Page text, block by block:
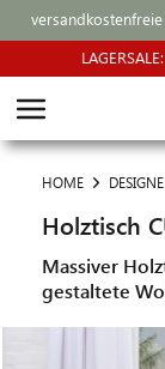
HOME
Holztisch
Massiver
gestaltete